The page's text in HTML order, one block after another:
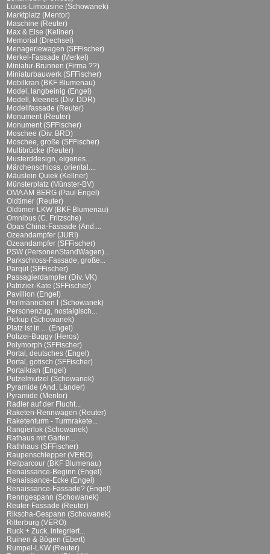
Luxus-Limousine (Schowanek)
Marktplatz (Mentor)
Maschine (Reuter)
Max & Else (Kellner)
Memorial (Drechsel)
Menageriewagen (SFFischer)
Merkel-Fassade (Merkel)
Miniatur-Brunnen (Firma ??)
Miniaturbauwerk (SFFischer)
Mobilkran (BKF Blumenau)
Model, langbeinig (Engel)
Modell, kleenes (Div. DDR)
Modellfassade (Reuter)
Monument (Reuter)
Monument (SFFischer)
Moschee (Div. BRD)
Moschee, große (SFFischer)
Multibrücke (Reuter)
Musterddesign, eigenes...
Märchenschloss, oriental....
Mäuslein Quiek (Kellner)
Münsterplatz (Münster-BV)
OMA AM BERG (Paul Engel)
Oldtimer (Reuter)
Oldtimer-LKW (BKF Blumenau)
Omnibus (C. Fritzsche)
Opas China-Fassade (And....
Ozeandampfer (JURI)
Ozeandampfer (SFFischer)
PSW (PersonenStandWagen)...
Parkschloss-Fassade, große...
Parqüt (SFFischer)
Passagierdampfer (Div. VK)
Patrizier-Kate (SFFischer)
Pavillion (Engel)
Perlmännchen I (Schowanek)
Personenzug, nostalgisch...
Pickup (Schowanek)
Platz ist in ... (Engel)
Polizei-Buggy (Heros)
Polymorph (SFFischer)
Portal, deutsches (Engel)
Portal, gotisch (SFFischer)
Portalkran (Engel)
Putzelmutzel (Schowanek)
Pyramide (And. Länder)
Pyramide (Mentor)
Radler auf der Flucht...
Raketen-Rennwagen (Reuter)
Raketenturm - Turmrakete...
Rangierlok (Schowanek)
Rathaus mit Garten...
Rathhaus (SFFischer)
Raupenschlepper (VERO)
Reitparcour (BKF Blumenau)
Renaissance-Beginn (Engel)
Renaissance-Ecke (Engel)
Renaissance-Fassade? (Engel)
Renngespann (Schowanek)
Reuter-Fassade (Reuter)
Rikscha-Gespann (Schowanek)
Ritterburg (VERO)
Ruck + Zuck, integriert...
Ruinen & Bögen (Ebert)
Rumpel-LKW (Reuter)